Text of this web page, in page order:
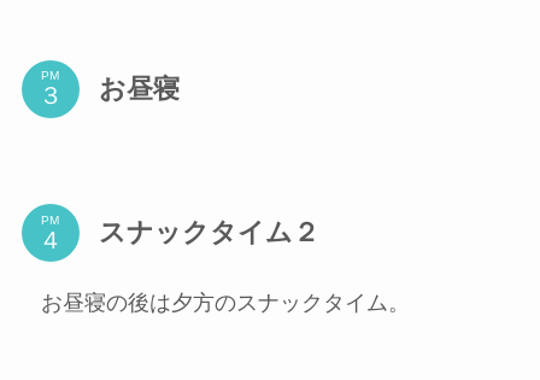
PM お昼寝
PM スナックタイム２
お昼寝の後は夕方のスナックタイム。